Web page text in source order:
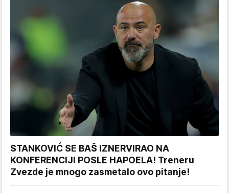
STANKOVIĆ SE BAŠ IZNERVIRAO NA
KONFERENCIJI POSLE HAPOELA! Treneru
Zvezde je mnogo zasmetalo ovo pitanje!